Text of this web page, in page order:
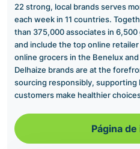
22 strong, local brands serves
each week in 11 countries.
than 375,000 associates in
and include the top online
online grocers in the Benelux
Delhaize brands are at the
sourcing responsibly, supporting
customers make healthier
Página